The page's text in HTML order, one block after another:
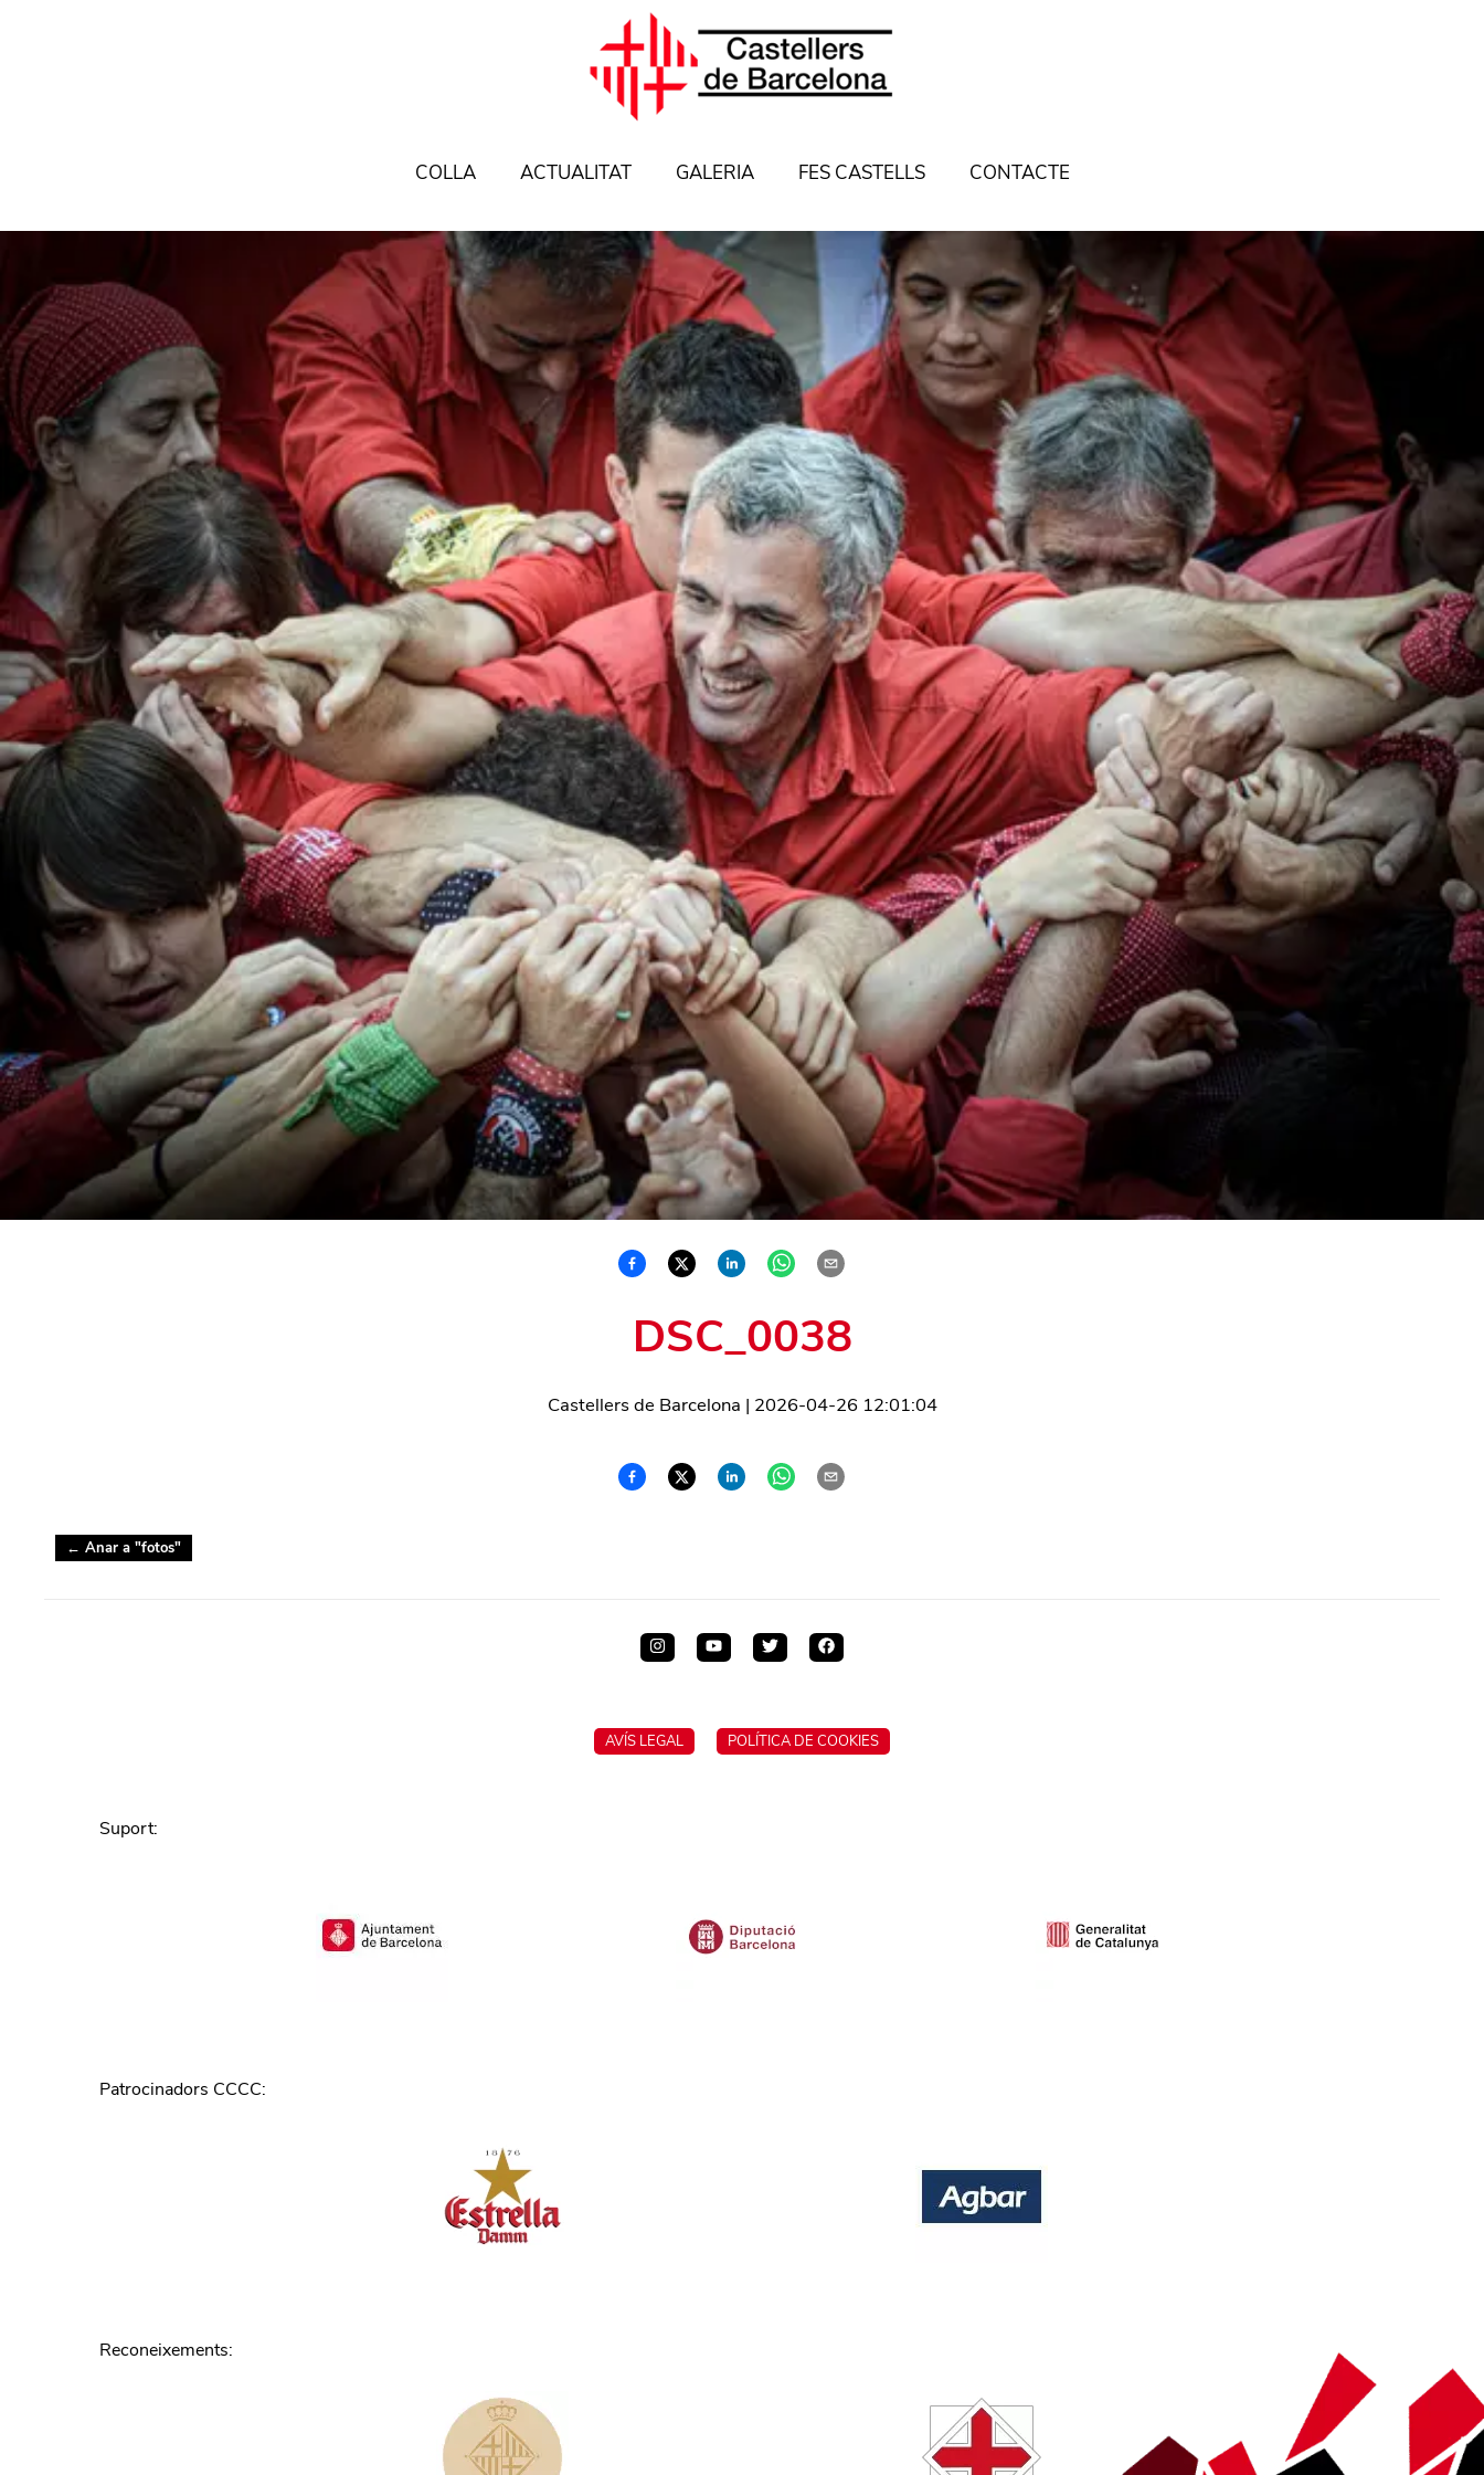
COLLA ACTUALITAT GALERIA FES CASTELLS CONTACTE
DSC_0038
Castellers de Barcelona | 2026-04-26 12:01:04
← Anar a "fotos"
AVÍS LEGAL POLÍTICA DE COOKIES
Suport:
Patrocinadors CCCC:
Reconeixements: